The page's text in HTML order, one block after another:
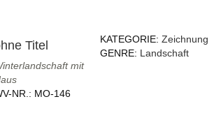
Titel
mit
NR.: MO-146
KATEGORIE:Zeichnung
GENRE: Landschaft